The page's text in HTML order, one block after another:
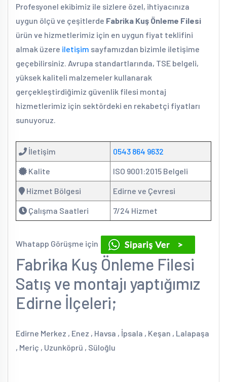
Profesyonel ekibimiz ile sizlere özel, ihtiyacınıza
uygun ölçü ve çeşitlerde Fabrika Kuş Önleme Filesi
ürün ve hizmetlerimiz için en uygun fiyat teklifini
almak üzere iletişim sayfamızdan bizimle iletişime
geçebilirsiniz. Avrupa standartlarında, TSE belgeli,
yüksek kaliteli malzemeler kullanarak
gerçekleştirdiğimiz güvenlik filesi montaj
hizmetlerimiz için sektördeki en rekabetçi fiyatları
sunuyoruz.
İletişim 0543 864 9632
Kalite ISO 9001:2015 Belgeli
Hizmet Bölgesi Edirne ve Çevresi
Çalışma Saatleri 7/24 Hizmet
Whatapp Görüşme için
Fabrika Kuş Önleme Filesi
Satış ve montajı yaptığımız
Edirne İlçeleri;
Edirne Merkez , Enez , Havsa , İpsala , Keşan , Lalapaşa
, Meriç , Uzunköprü , Süloğlu